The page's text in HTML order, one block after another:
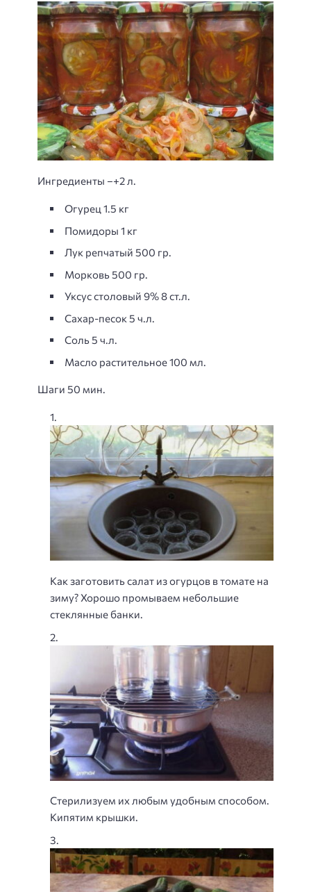
Ингредиенты –+2 л.
Огурец 1.5 кг
Помидоры 1 кг
Лук репчатый 500 гр.
Морковь 500 гр.
Уксус столовый 9% 8 ст.л.
Сахар-песок 5 ч.л.
Соль 5 ч.л.
Масло растительное 100 мл.
Шаги 50 мин.
Как заготовить салат из огурцов в томате на
зиму? Хорошо промываем небольшие
стеклянные банки.
Стерилизуем их любым удобным способом.
Кипятим крышки.